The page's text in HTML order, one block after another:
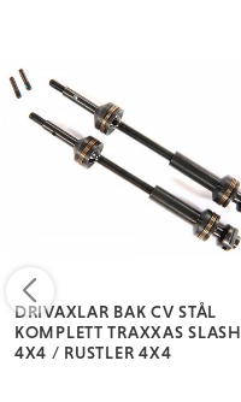
DRIVAXLAR BAK CV STÅL
KOMPLETT TRAXXAS SLASH
4X4 / RUSTLER 4X4